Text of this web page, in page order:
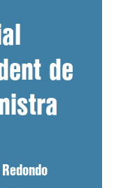
de